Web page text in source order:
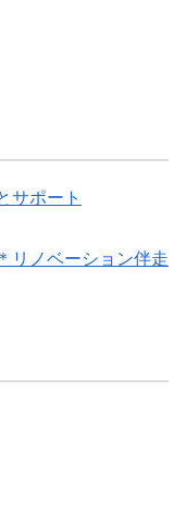
サポート
リノベーション伴走